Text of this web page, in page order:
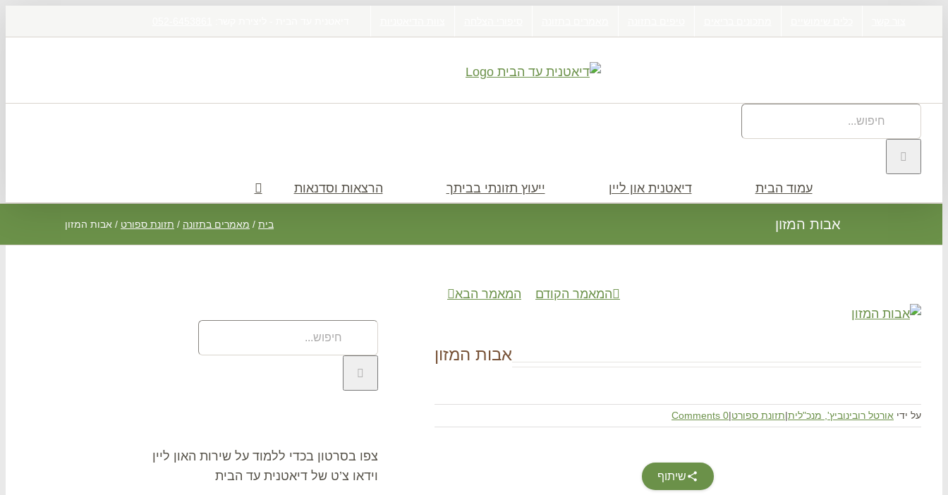
לתוכן
באתר:
עמוד הבית דיאטנית און ליין ייעוץ תזונתי בביתך הרצאות וסדנאות
אבות המזון בית / מאמרים בתזונה / תזונת ספורט / אבות המזון
המאמר הקודם המאמר הבא
אבות המזון
על ידי אורטל רובינוביץ', מנכ"לית|תזונת ספורט|
0 Comments
שיתוף
צפו בסרטון בכדי ללמוד על שירות האון ליין
וידאו צ’ט של דיאטנית עד הבית